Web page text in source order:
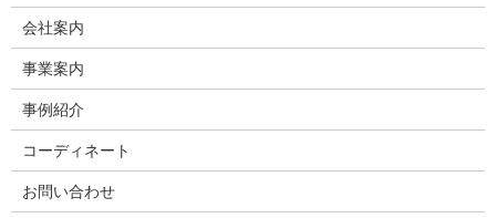
会社案内
事業案内
事例紹介
コーディネート
お問い合わせ